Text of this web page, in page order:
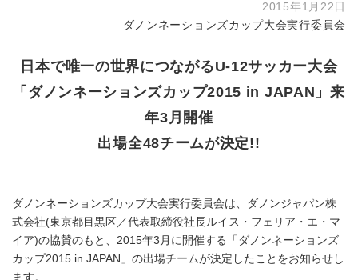
2015年1月22日
ダノンネーションズカップ大会実行委員会
日本で唯一の世界につながるU-12サッカー大会
「ダノンネーションズカップ2015 in JAPAN」来
年3月開催
出場全48チームが決定!!
ダノンネーションズカップ大会実行委員会は、ダノンジャパン株
式会社(東京都目黒区／代表取締役社長ルイス・フェリア・エ・マ
イア)の協賛のもと、2015年3月に開催する「ダノンネーションズ
カップ2015 in JAPAN」の出場チームが決定したことをお知らせし
ます。